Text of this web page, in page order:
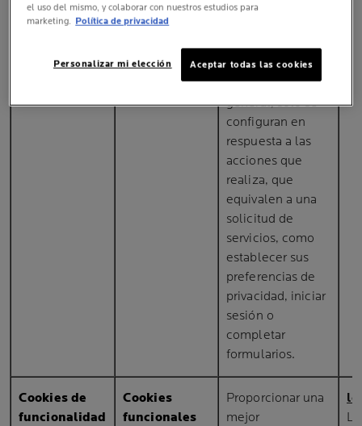
estrictamente
estrictamente
necesarias
Necesaria para
que el sitio web
funcione. Por lo
general, solo se
configuran en
respuesta a las
acciones que
realiza, que
equivalen a una
solicitud de
servicios, como
establecer sus
preferencias de
privacidad, iniciar
sesión o
completar
formularios.
Cookies de
funcionalidad
Cookies
funcionales
Proporcionar una
mejor
el uso del mismo, y colaborar con nuestros estudios para
marketing. Política de privacidad
Aceptar todas las cookies
Personalizar mi elección